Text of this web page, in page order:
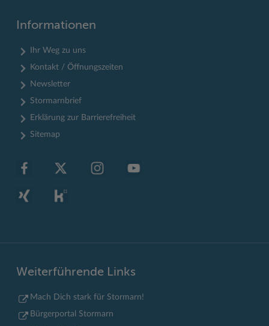
Informationen
Ihr Weg zu uns
Kontakt / Öffnungszeiten
Newsletter
Stormarnbrief
Erklärung zur Barrierefreiheit
Sitemap
Weiterführende Links
Mach Dich stark für Stormarn!
Bürgerportal Stormarn